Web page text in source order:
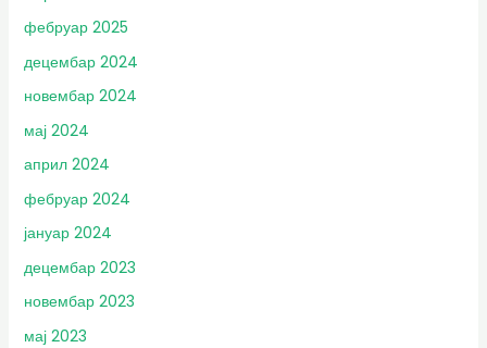
фебруар 2025
децембар 2024
новембар 2024
мај 2024
април 2024
фебруар 2024
јануар 2024
децембар 2023
новембар 2023
мај 2023